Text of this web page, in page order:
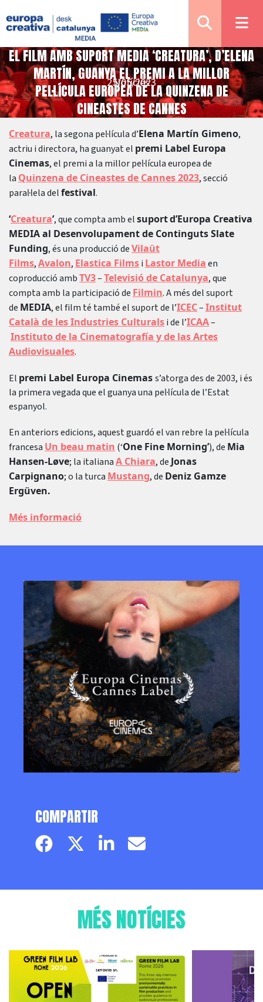
Notícies
EL FILM AMB SUPORT MEDIA ‘CREATURA’, D’ELENA
MARTÍN, GUANYA EL PREMI A LA MILLOR
PEL·LÍCULA EUROPEA DE LA QUINZENA DE
CINEASTES DE CANNES
25/05/2023
Creatura, la segona pel·lícula d’Elena Martín Gimeno,
actriu i directora, ha guanyat el premi Label Europa
Cinemas, el premi a la millor pel·lícula europea de
la Quinzena de Cineastes de Cannes 2023, secció
paral·lela delfestival.
‘Creatura’, que compta amb elsuportd’Europa Creativa
MEDIA al Desenvolupament de Continguts Slate
Funding, és una producció deVilaüt
Films,Avalon, Elastica Filmsi Lastor Mediaen
coproducció ambTV3–Televisió de Catalunya, que
compta amb la participació de Filmin. A més del suport
de MEDIA, el film té també el suport de l’ICEC–Institut
Català de les Industries Culturalsi de l’ICAA–
Instituto de la Cinematografía y de las Artes
Audiovisuales.
El premi Label Europa Cinemass’atorga des de 2003, i és
la primera vegada que el guanya una pel·lícula de l’Estat
espanyol.
En anteriors edicions, aquest guardó el van rebre la pel·lícula
francesa Un beau matin (‘One Fine Morning’), de Mia
Hansen-Løve; la italianaA Chiara, de Jonas
Carpignano; o la turca Mustang, de Deniz Gamze
Ergüven.
Més informació
COMPARTIR
Facebook pageTwitter page
LinkedinEmail
MÉS NOTÍCIES